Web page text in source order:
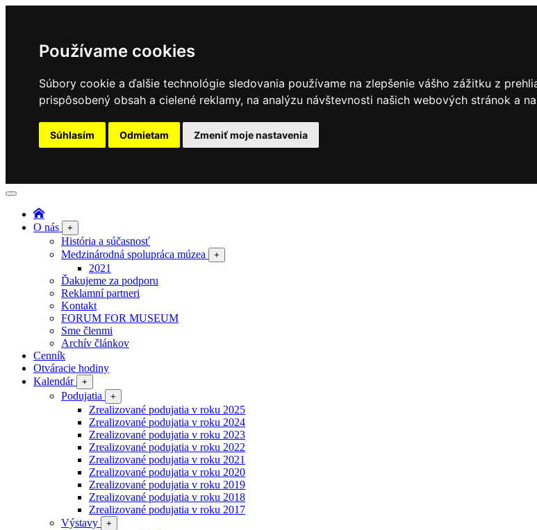
Používame cookies
Súbory cookie a ďalšie technológie sledovania používame na zlepšenie vášho zážitku z
prispôsobený obsah a cielené reklamy, na analýzu návštevnosti našich webových stránok a
Súhlasím Odmietam Zmeniť moje nastavenia
O nás +
História a súčasnosť
Medzinárodná spolupráca múzea
+
2021
Ďakujeme za podporu
Reklamní partneri
Kontakt
FORUM FOR MUSEUM
Sme členmi
Archív článkov
Cenník
Otváracie hodiny
Kalendár
+
Podujatia +
Zrealizované podujatia v roku 2025
Zrealizované podujatia v roku 2024
Zrealizované podujatia v roku 2023
Zrealizované podujatia v roku 2022
Zrealizované podujatia v roku 2021
Zrealizované podujatia v roku 2020
Zrealizované podujatia v roku 2019
Zrealizované podujatia v roku 2018
Zrealizované podujatia v roku 2017
Výstavy
+